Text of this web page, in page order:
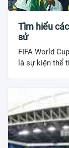
Tìm hiểu
sử
FIFA World
là sự kiện thể